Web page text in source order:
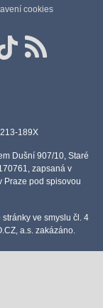
cookies
189X
Dušní 907/10, Staré
zapsaná v
Praze pod spisovou
ve smyslu čl. 4
a.s. zakázáno.